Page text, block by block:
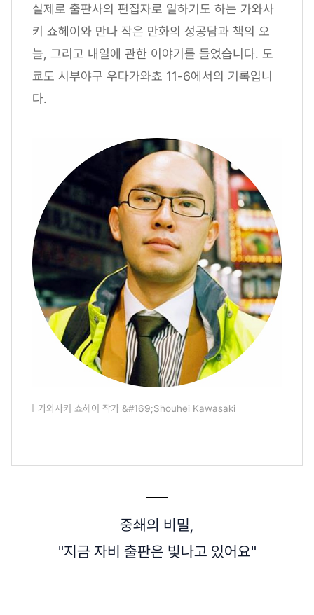
실제로 출판사의 편집자로 일하기도 하는 가와사
키 쇼헤이와 만나 작은 만화의 성공담과 책의 오
늘, 그리고 내일에 관한 이야기를 들었습니다. 도
쿄도 시부야구 우다가와쵸 11-6에서의 기록입니
다.
가와사키 쇼헤이 작가 &#169;Shouhei Kawasaki
중쇄의 비밀,
"지금 자비 출판은 빛나고 있어요"